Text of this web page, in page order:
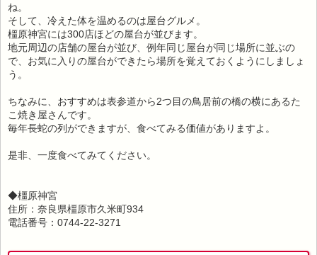
ね。
そして、冷えた体を温めるのは屋台グルメ。
橿原神宮には300店ほどの屋台が並びます。
地元周辺の店舗の屋台が並び、例年同じ屋台が同じ場所に並ぶの
で、お気に入りの屋台ができたら場所を覚えておくようにしましょ
う。
ちなみに、おすすめは表参道から2つ目の鳥居前の橋の横にあるた
こ焼き屋さんです。
毎年長蛇の列ができますが、食べてみる価値がありますよ。
是非、一度食べてみてください。
◆橿原神宮
住所：奈良県橿原市久米町934
電話番号：0744-22-3271